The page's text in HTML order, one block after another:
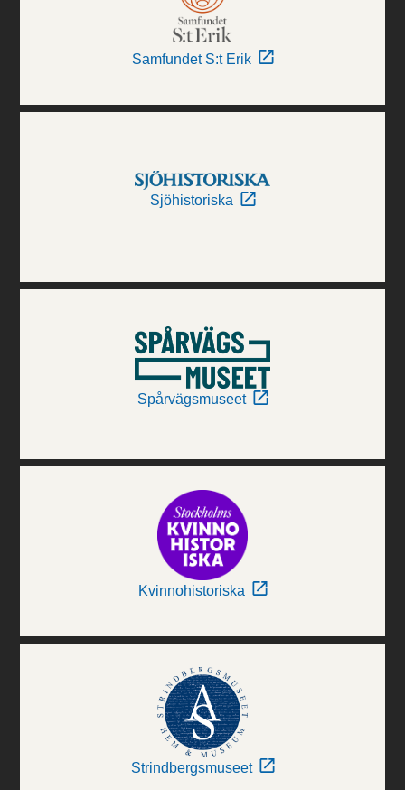
Samfundet S:t Erik
Sjöhistoriska
Spårvägsmuseet
Kvinnohistoriska
Strindbergsmuseet